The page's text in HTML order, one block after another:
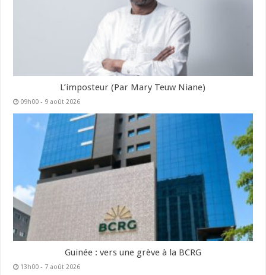
L’imposteur (Par Mary Teuw Niane)
09h00 - 9 août 2026
Guinée : vers une grève à la BCRG
13h00 - 7 août 2026